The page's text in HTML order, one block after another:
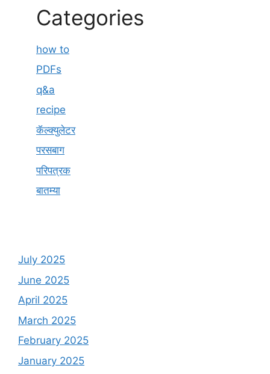
Categories
how to
PDFs
q&a
recipe
कॅल्क्युलेटर
परसबाग
परिपत्रक
बातम्या
July 2025
June 2025
April 2025
March 2025
February 2025
January 2025